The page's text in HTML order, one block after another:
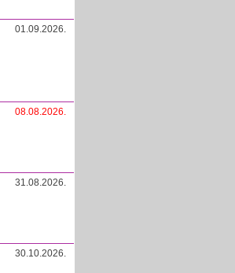
01.09.2026.
08.08.2026.
31.08.2026.
30.10.2026.